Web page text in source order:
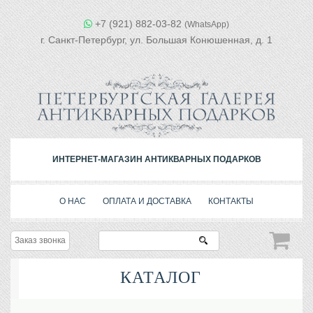
+7 (921) 882-03-82 (WhatsApp)
г. Санкт-Петербург, ул. Большая Конюшенная, д. 1
ИНТЕРНЕТ-МАГАЗИН АНТИКВАРНЫХ ПОДАРКОВ
О НАС ОПЛАТА И ДОСТАВКА КОНТАКТЫ
Заказ звонка
КАТАЛОГ